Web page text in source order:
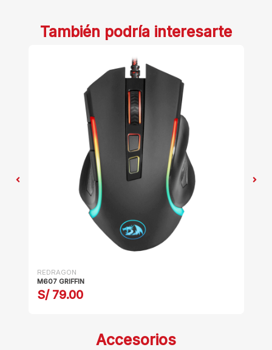
También podría interesarte
REDRAGON
M607 GRIFFIN
S/ 79.00
Accesorios